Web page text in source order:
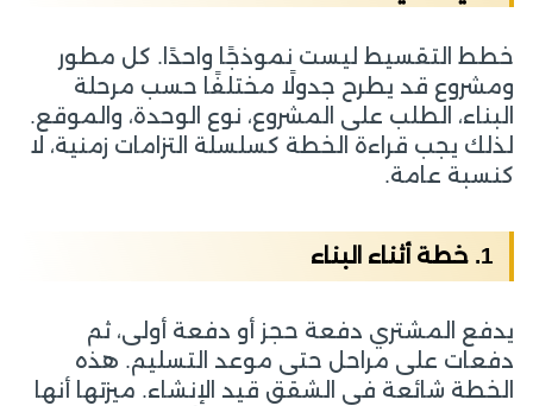
خطط التقسيط ليست نموذجًا واحدًا. كل مطور
ومشروع قد يطرح جدولًا مختلفًا حسب مرحلة
البناء، الطلب على المشروع، نوع الوحدة، والموقع.
لذلك يجب قراءة الخطة كسلسلة التزامات زمنية، لا
كنسبة عامة.
1. خطة أثناء البناء
يدفع المشتري دفعة حجز أو دفعة أولى، ثم
دفعات على مراحل حتى موعد التسليم. هذه
الخطة شائعة في الشقق قيد الإنشاء. ميزتها أنها